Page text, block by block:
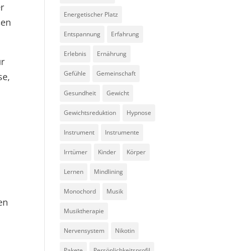
Energetischer Platz
Entspannung Erfahrung
Erlebnis Ernährung
Gefühle Gemeinschaft
Gesundheit Gewicht
Gewichtsreduktion Hypnose
Instrument Instrumente
Irrtümer Kinder Körper
Lernen Mindlining
Monochord Musik
Musiktherapie
Nervensystem Nikotin